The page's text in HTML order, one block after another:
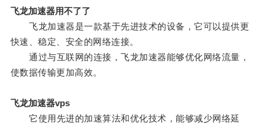
飞龙加速器用不了了
飞龙加速器是一款基于先进技术的设备，它可以提供更
快速、稳定、安全的网络连接。
通过与互联网的连接，飞龙加速器能够优化网络流量，
使数据传输更加高效。
飞龙加速器vps
它使用先进的加速算法和优化技术，能够减少网络延